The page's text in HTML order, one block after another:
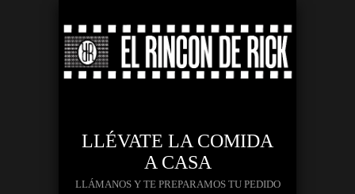
LLÉVATE LA COMIDA
A CASA
LLÁMANOS Y TE PREPARAMOS TU PEDIDO